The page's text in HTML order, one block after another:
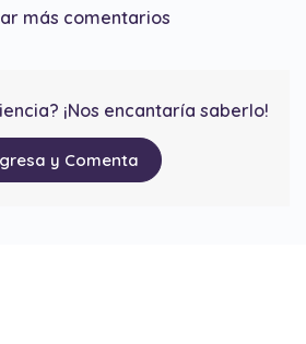
más comentarios
¡Nos encantaría saberlo!
y Comenta